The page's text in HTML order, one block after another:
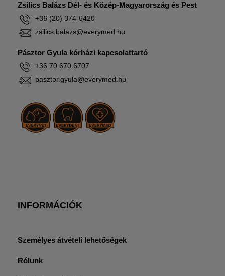
Zsilics Balázs Dél- és Közép-Magyarország és Pest
+36 (20) 374-6420
zsilics.balazs@everymed.hu
Pásztor Gyula kórházi kapcsolattartó
+36 70 670 6707
pasztor.gyula@everymed.hu
INFORMÁCIÓK
Személyes átvételi lehetőségek
Rólunk